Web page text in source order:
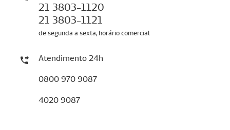
21 3803-1120
21 3803-1121
de segunda a sexta, horário comercial
Atendimento 24h
0800 970 9087
4020 9087